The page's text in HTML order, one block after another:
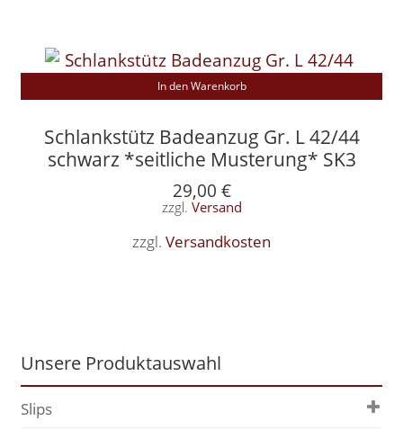
Schlankstütz Badeanzug Gr. L 42/44
schwarz *seitliche Musterung* SK3
29,00 €
zzgl. Versand
zzgl. Versandkosten
In den Warenkorb
Unsere Produktauswahl
Slips